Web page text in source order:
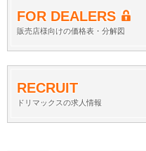
FOR DEALERS
販売店様向けの価格表・分解図
RECRUIT
ドリマックスの求人情報